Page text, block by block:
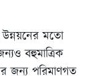
মতো
বহুমাত্রিক
জন্য পরিমাণগত